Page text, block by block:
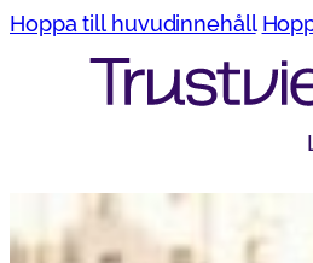
Hoppa till huvudinnehåll